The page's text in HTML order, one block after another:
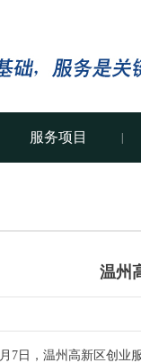
服务项目
温州
7日，温州高新区创业